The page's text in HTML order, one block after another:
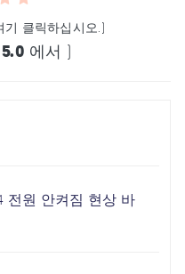
기 클릭하십시오.)
5.0 에서 )
전원 안켜짐 현상 바